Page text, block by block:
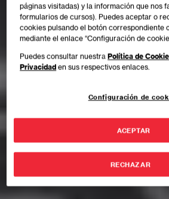
páginas visitadas) y la información que nos
formularios de cursos). Puedes aceptar o
cookies pulsando el botón correspondiente
mediante el enlace “Configuración de
Puedes consultar nuestraPolítica de
Privacidad en sus respectivos enlaces.
Configuración de
RECHAZAR
ACEPTAR